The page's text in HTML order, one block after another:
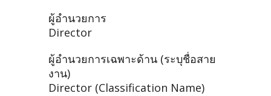
ผู้อำนวยการ
Director
ผู้อำนวยการเฉพาะด้าน (ระบุชื่อสาย
งาน)
Director (Classification Name)